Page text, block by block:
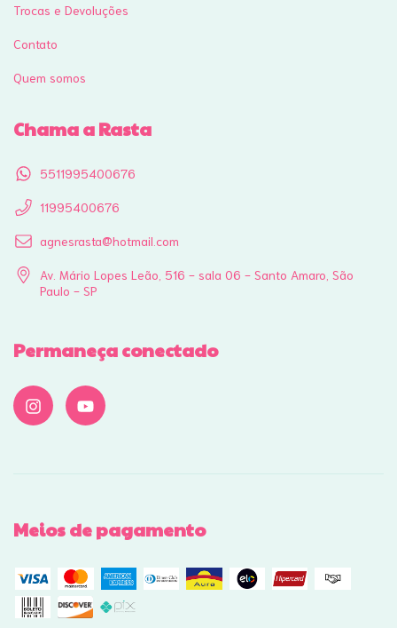
Trocas e Devoluções
Contato
Quem somos
Chama a Rasta
5511995400676
11995400676
agnesrasta@hotmail.com
Av. Mário Lopes Leão, 516 - sala 06 - Santo Amaro, São
Paulo - SP
Permaneça conectado
Meios de pagamento